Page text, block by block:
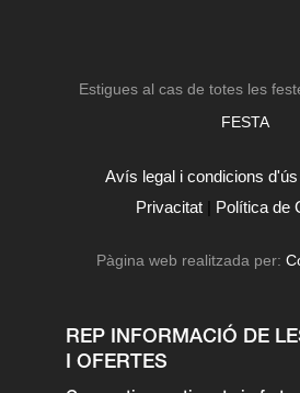
Estigues al cas de totes les
FESTA
Avís legal i condicions d'ús
Privacitat | Política de
Pàgina web realitzada per:
REP INFORMACIÓ DE
I OFERTES